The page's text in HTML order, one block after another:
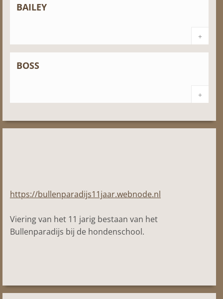
BAILEY
+
BOSS
+
https://bullenparadijs11jaar.webnode.nl
Viering van het 11 jarig bestaan van het
Bullenparadijs bij de hondenschool.